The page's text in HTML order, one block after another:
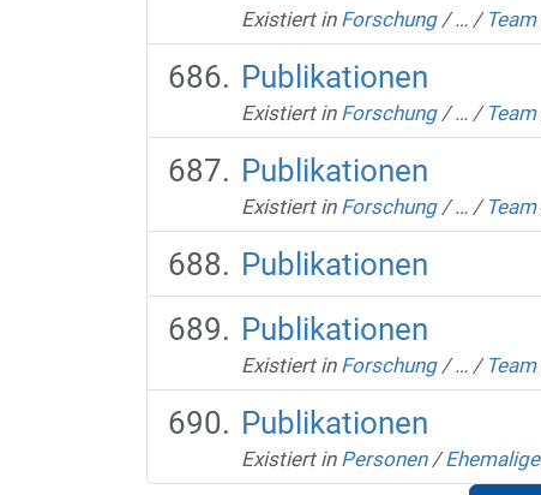
Existiert in Forschung /… / Team
Publikationen
Existiert in Forschung /… / Team
Publikationen
Existiert in Forschung /… / Team
Publikationen
Publikationen
Existiert in Forschung /… / Team
Publikationen
Existiert in Personen /Ehemalige